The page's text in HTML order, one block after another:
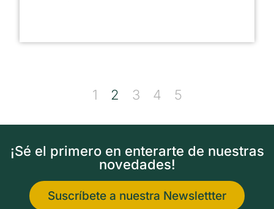
1 2 3 4 5
¡Sé el primero en enterarte de nuestras
novedades!
Suscríbete a nuestra Newslettter